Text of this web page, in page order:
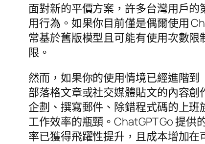
面對新的平價方案，許多台灣用戶
用行為。如果你目前僅是偶爾使用
常基於舊版模型且可能有使用次數
限。
然而，如果你的使用情境已經進階到
部落格文章或社交媒體貼文的內容
企劃、撰寫郵件、除錯程式碼的上
工作效率的瓶頸。ChatGPT Go 提
率已獲得飛躍性提升，且成本增加在